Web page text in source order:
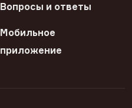
Вопросы и ответы
Мобильное
приложение